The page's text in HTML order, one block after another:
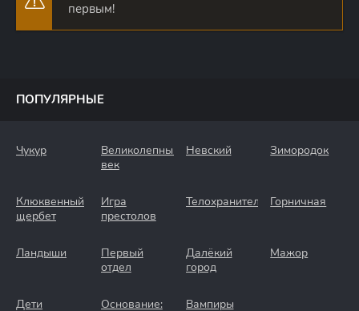
первым!
ПОПУЛЯРНЫЕ
Чукур
Великолепный
век
Невский Зимородок
Клюквенный
щербет
Игра
престолов
Телохранители Горничная
Ландыши
Первый
отдел
Далёкий
город
Мажор
Дети
Основание:
Вампиры